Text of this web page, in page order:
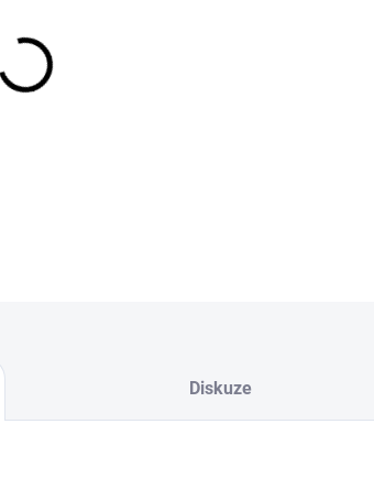
Žluté pouzdro na tužky se zipem a uchem
Diskuze